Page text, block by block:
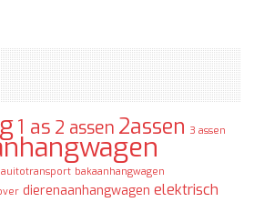
1 as 2 assen 2assen 3 assen
auitotransport bakaanhangwagen
dierenaanhangwagen elektrisch